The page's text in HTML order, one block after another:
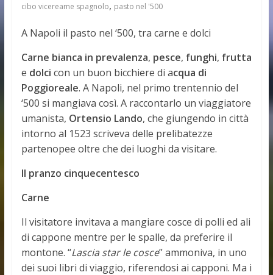
cibo vicereame spagnolo, pasto nel '500
A Napoli il pasto nel ‘500, tra carne e dolci
Carne bianca in prevalenza, pesce, funghi, frutta
e dolci con un buon bicchiere di acqua di
Poggioreale. A Napoli, nel primo trentennio del
‘500 si mangiava così. A raccontarlo un viaggiatore
umanista, Ortensio Lando, che giungendo in città
intorno al 1523 scriveva delle prelibatezze
partenopee oltre che dei luoghi da visitare.
Il pranzo cinquecentesco
Carne
Il visitatore invitava a mangiare cosce di polli ed ali
di cappone mentre per le spalle, da preferire il
montone. “Lascia star le cosce” ammoniva, in uno
dei suoi libri di viaggio, riferendosi ai capponi. Ma i